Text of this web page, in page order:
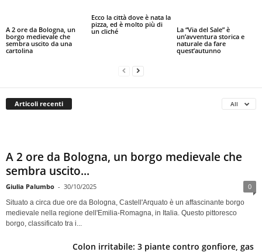
A 2 ore da Bologna, un
borgo medievale che
sembra uscito da una
cartolina
Ecco la città dove è nata la
pizza, ed è molto più di
un cliché
La “Via del Sale” è
un’avventura storica e
naturale da fare
quest’autunno
Articoli recenti All
A 2 ore da Bologna, un borgo medievale che
sembra uscito...
Giulia Palumbo - 30/10/2025 0
Situato a circa due ore da Bologna, Castell'Arquato è un affascinante borgo
medievale nella regione dell'Emilia-Romagna, in Italia. Questo pittoresco
borgo, classificato tra i...
Colon irritabile: 3 piante contro gonfiore, gas